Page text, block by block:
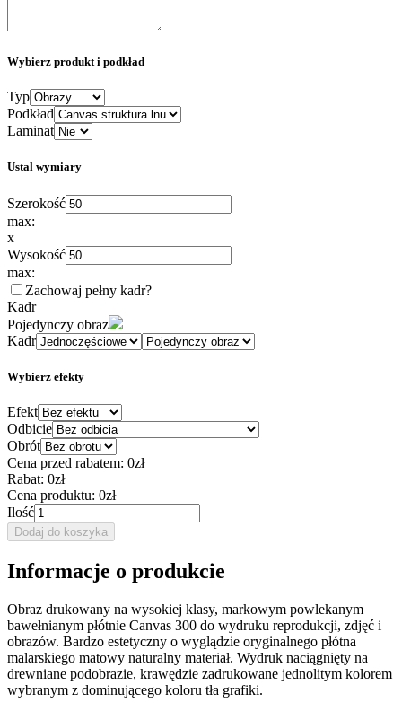
Wybierz produkt i podkład
Typ
Podkład
Laminat
Ustal wymiary
Szerokość
max:
x
Wysokość
max:
Zachowaj pełny kadr?
Kadr
Pojedynczy obraz
Kadr
Wybierz efekty
Efekt
Odbicie
Obrót
Cena przed rabatem: 0zł
Rabat: 0zł
Cena produktu: 0zł
Ilość
Dodaj do koszyka
Informacje o produkcie
Obraz drukowany na wysokiej klasy, markowym powlekanym
bawełnianym płótnie Canvas 300 do wydruku reprodukcji, zdjęć i
obrazów. Bardzo estetyczny o wyglądzie oryginalnego płótna
malarskiego matowy naturalny materiał. Wydruk naciągnięty na
drewniane podobrazie, krawędzie zadrukowane jednolitym kolorem
wybranym z dominującego koloru tła grafiki.